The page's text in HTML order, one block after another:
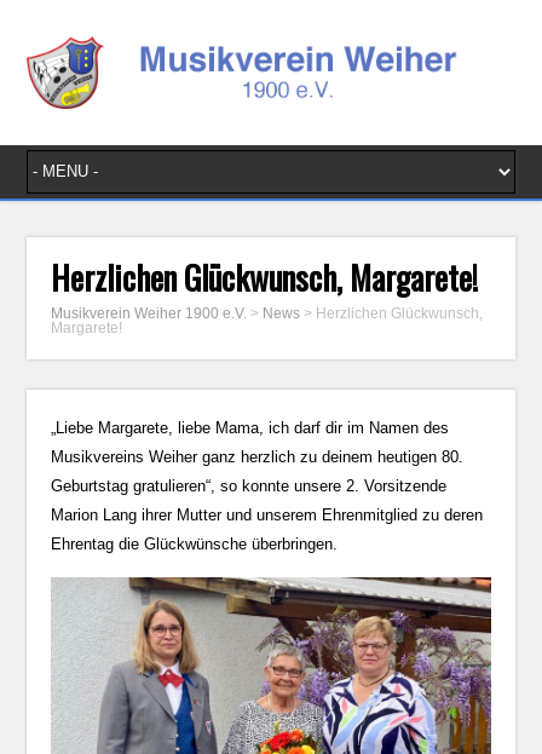
Herzlichen Glückwunsch, Margarete!
Musikverein Weiher 1900 e.V. > News > Herzlichen Glückwunsch,
Margarete!
„Liebe Margarete, liebe Mama, ich darf dir im Namen des
Musikvereins Weiher ganz herzlich zu deinem heutigen 80.
Geburtstag gratulieren“, so konnte unsere 2. Vorsitzende
Marion Lang ihrer Mutter und unserem Ehrenmitglied zu deren
Ehrentag die Glückwünsche überbringen.